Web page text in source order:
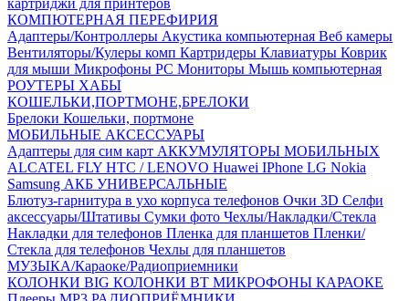
картриджи для принтеров
КОМПЮТЕРНАЯ ПЕРЕФИРИЯ
Адаптеры/Контроллеры Акустика компьютерная Веб камеры
Вентиляторы/Кулеры комп Картридеры Клавиатуры Коврик
для мыши Микрофоны PC Мониторы Мышь компьютерная
РОУТЕРЫ ХАБЫ
КОШЕЛЬКИ,ПОРТМОНЕ,БРЕЛОКИ
Брелоки Кошельки, портмоне
МОБИЛЬНЫЕ АКСЕССУАРЫ
Адаптеры для сим карт АККУМУЛЯТОРЫ МОБИЛЬНЫХ
ALCATEL FLY HTC / LENOVO Huawei IPhone LG Nokia
Samsung АКБ УНИВЕРСАЛЬНЫЕ
Блютуз-гарнитура в ухо корпуса телефонов Очки 3D Селфи
аксессуары/Штативы Сумки фото Чехлы/Накладки/Стекла
Накладки для телефонов Пленка для планшетов Пленки/
Стекла для телефонов Чехлы для планшетов
МУЗЫКА/Караоке/Радиоприемники
КОЛОНКИ BIG КОЛОНКИ BT МИКРОФОНЫ КАРАОКЕ